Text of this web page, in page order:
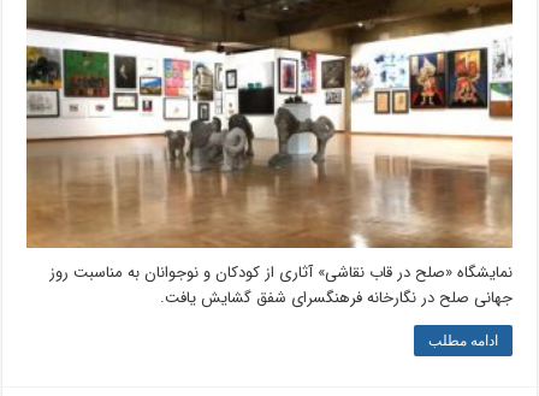
نمایشگاه «صلح در قاب نقاشی» آثاری از کودکان و نوجوانان به مناسبت روز
جهانی صلح در نگارخانه فرهنگسرای شفق گشایش یافت.
ادامه مطلب